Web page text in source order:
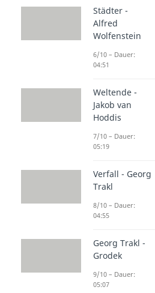
Städter -
Alfred
Wolfenstein
6/10 – Dauer:
04:51
Weltende -
Jakob van
Hoddis
7/10 – Dauer:
05:19
Verfall - Georg
Trakl
8/10 – Dauer:
04:55
Georg Trakl -
Grodek
9/10 – Dauer:
05:07